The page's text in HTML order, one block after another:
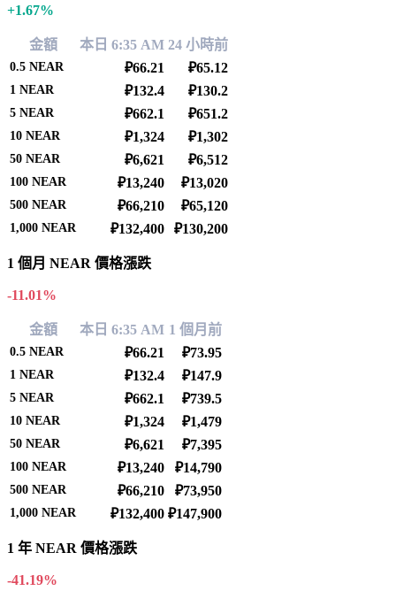
+1.67%
金額 本日 6:35 AM 24 小時前
0.5 NEAR ₽66.21 ₽65.12
1 NEAR ₽132.4 ₽130.2
5 NEAR ₽662.1 ₽651.2
10 NEAR ₽1,324 ₽1,302
50 NEAR ₽6,621 ₽6,512
100 NEAR ₽13,240 ₽13,020
500 NEAR ₽66,210 ₽65,120
1,000 NEAR ₽132,400 ₽130,200
1 個月 NEAR 價格漲跌
-11.01%
金額 本日 6:35 AM 1 個月前
0.5 NEAR ₽66.21 ₽73.95
1 NEAR ₽132.4 ₽147.9
5 NEAR ₽662.1 ₽739.5
10 NEAR ₽1,324 ₽1,479
50 NEAR ₽6,621 ₽7,395
100 NEAR ₽13,240 ₽14,790
500 NEAR ₽66,210 ₽73,950
1,000 NEAR ₽132,400 ₽147,900
1 年 NEAR 價格漲跌
-41.19%